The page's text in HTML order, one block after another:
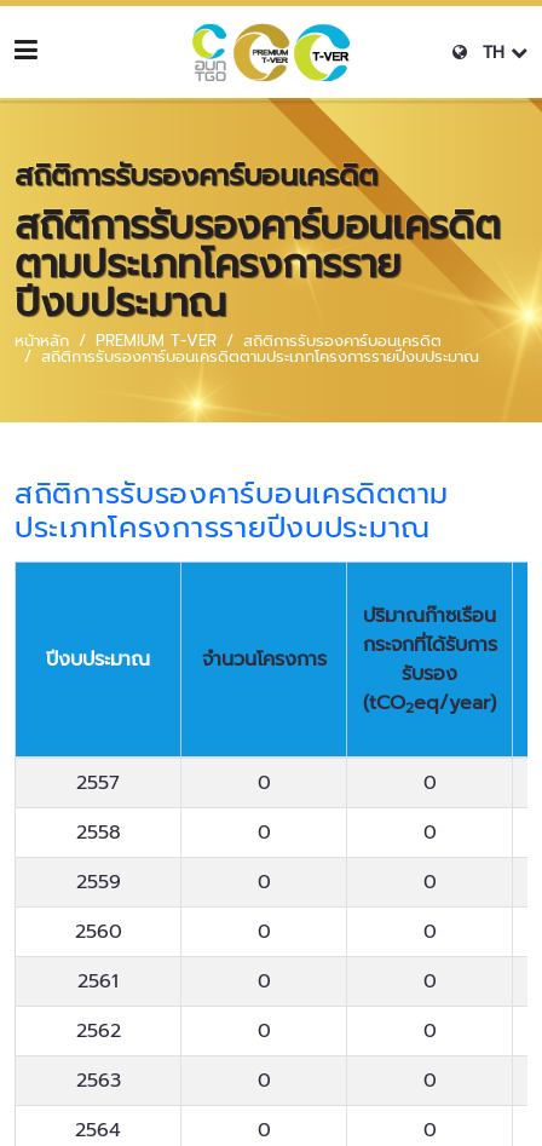
TH
สถิติการรับรองคาร์บอนเครดิต
สถิติการรับรองคาร์บอนเครดิต
ตามประเภทโครงการราย
ปีงบประมาณ
หน้าหลัก PREMIUM T-VER สถิติการรับรองคาร์บอนเครดิต
สถิติการรับรองคาร์บอนเครดิตตามประเภทโครงการรายปีงบประมาณ
สถิติการรับรองคาร์บอนเครดิตตาม
ประเภทโครงการรายปีงบประมาณ
ปีงบประมาณ จำนวนโครงการ
ปริมาณก๊าซเรือน
กระจกที่ได้รับการ
รับรอง
(tCO2eq/year)
ปีงบประมาณ
จำนวนโครงการ
ปริมาณก๊าซเรือน
กระจกที่ได้รับการ
รับรอง
(tCO2eq/year)
2557 0
0
2558
0
0
2559
0
0
2560
0
0
2561
0
0
2562
0
0
2563
0
0
2564
0
0